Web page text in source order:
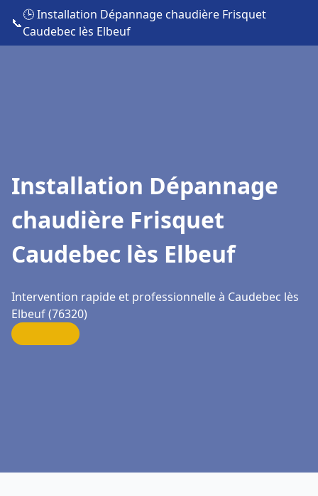
📞
🕒 Installation Dépannage chaudière Frisquet
Caudebec lès Elbeuf
Installation Dépannage
chaudière Frisquet
Caudebec lès Elbeuf
Intervention rapide et professionnelle à Caudebec lès
Elbeuf (76320)